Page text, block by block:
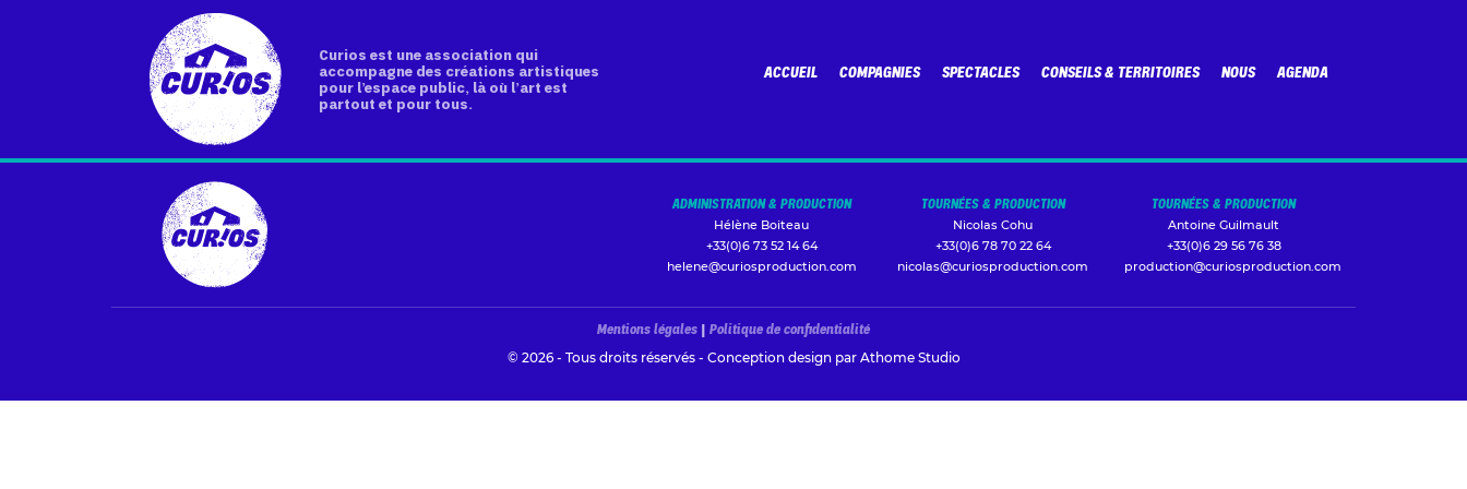
Curios est une association qui
accompagne des créations artistiques
pour l’espace public, là où l’art est
partout et pour tous.
ACCUEIL COMPAGNIES SPECTACLES CONSEILS & TERRITOIRES NOUS AGENDA
ADMINISTRATION & PRODUCTION
Hélène Boiteau
+33(0)6 73 52 14 64
helene@curiosproduction.com
TOURNÉES & PRODUCTION
Nicolas Cohu
+33(0)6 78 70 22 64
nicolas@curiosproduction.com
TOURNÉES & PRODUCTION
Antoine Guilmault
+33(0)6 29 56 76 38
production@curiosproduction.com
Mentions légales | Politique de confidentialité
© 2026 - Tous droits réservés - Conception design par Athome Studio